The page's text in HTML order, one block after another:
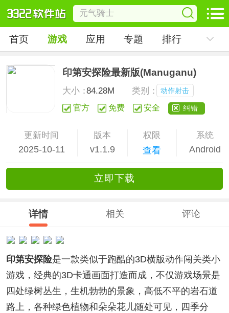
首页 游戏 应用 专题 排行
印第安探险最新版(Manuganu)
大小：84.28M 类别： 动作射击
官方 免费 安全 纠错
更新时间
2025-10-11
版本
v1.1.9
权限
查看
系统
Android
立即下载
详情 相关 评论
印第安探险是一款类似于跑酷的3D横版动作闯关类小
游戏，经典的3D卡通画面打造而成，不仅游戏场景是
四处绿树丛生，生机勃勃的景象，高低不平的岩石道
路上，各种绿色植物和朵朵花儿随处可见，四季分